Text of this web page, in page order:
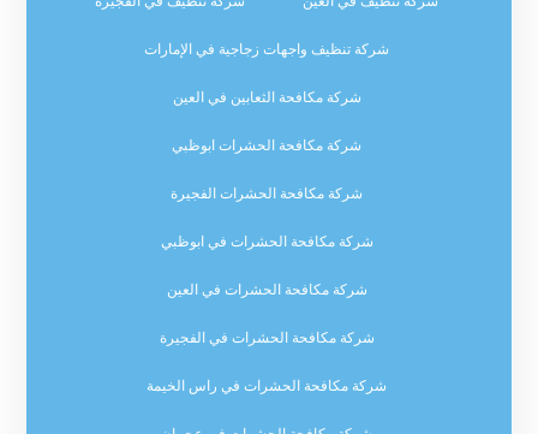
شركة تنظيف واجهات زجاجية في الإمارات
شركة مكافحة الثعابين في العين
شركة مكافحة الحشرات ابوظبي
شركة مكافحة الحشرات الفجيرة
شركة مكافحة الحشرات في ابوظبي
شركة مكافحة الحشرات في العين
شركة مكافحة الحشرات في الفجيرة
شركة مكافحة الحشرات في راس الخيمة